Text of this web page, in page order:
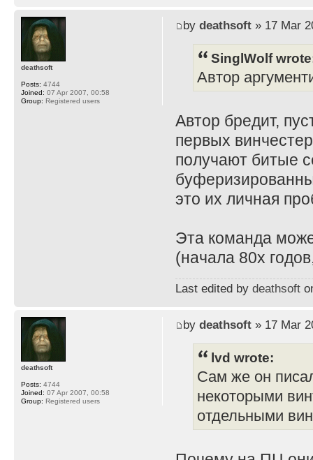
дров/головок/
Ведь
рого вы сей
надежно...
by deathsoft» 17 Mar
SinglWolf
Автор
Автор бредит,
первых
получают битые
это их личная
Эта команда
(начала 80х
Last edited by deathsoft
deathsoft
Posts: 4744
Joined: 07 Apr 2007, 00:58
Group: Registered users
by deathsoft» 17 Mar
lvd wrote:
Сам же он
некоторыми
отдельными
deathsoft
Posts: 4744
Joined: 07 Apr 2007, 00:58
Group: Registered users